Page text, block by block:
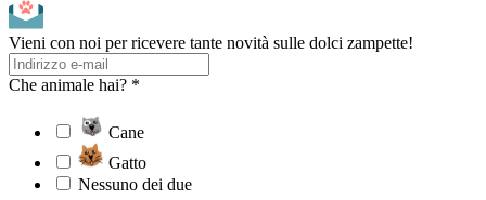
Vieni con noi per ricevere tante novità sulle dolci zampette!
Che animale hai? *
Cane
Gatto
Nessuno dei due